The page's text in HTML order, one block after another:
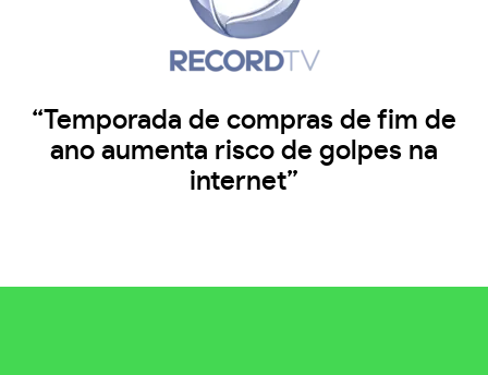
“Temporada de compras de fim de
ano aumenta risco de golpes na
internet”